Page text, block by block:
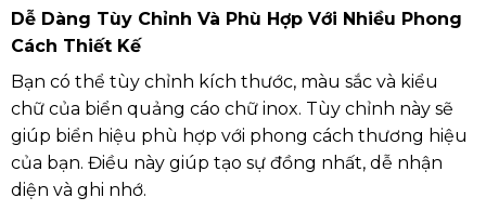
Dễ Dàng Tùy Chỉnh Và Phù Hợp Với Nhiều Phong
Cách Thiết Kế
Bạn có thể tùy chỉnh kích thước, màu sắc và kiểu
chữ của biển quảng cáo chữ inox. Tùy chỉnh này sẽ
giúp biển hiệu phù hợp với phong cách thương hiệu
của bạn. Điều này giúp tạo sự đồng nhất, dễ nhận
diện và ghi nhớ.